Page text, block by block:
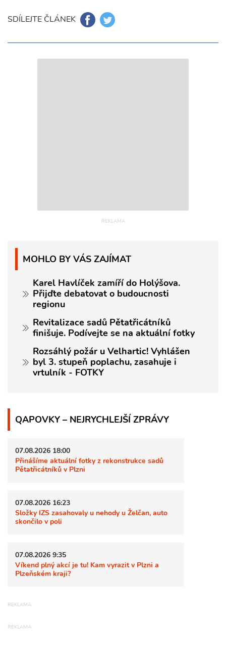
SDÍLEJTE ČLÁNEK
MOHLO BY VÁS ZAJÍMAT
Karel Havlíček zamíří do Holýšova.
Přijďte debatovat o budoucnosti
regionu
Revitalizace sadů Pětatřicátníků
finišuje. Podívejte se na aktuální fotky
Rozsáhlý požár u Velhartic! Vyhlášen
byl 3. stupeň poplachu, zasahuje i
vrtulník - FOTKY
QAPOVKY – NEJRYCHLEJŠÍ ZPRÁVY
07.08.2026 18:00
Přinášíme aktuální fotky z rekonstrukce sadů
Pětatřicátníků v Plzni
07.08.2026 16:23
Složky IZS zasahovaly u nehody u Želčan, auto
skončilo v poli
07.08.2026 9:35
Víkend plný akcí je tu! Kam vyrazit v Plzni a
Plzeňském kraji?